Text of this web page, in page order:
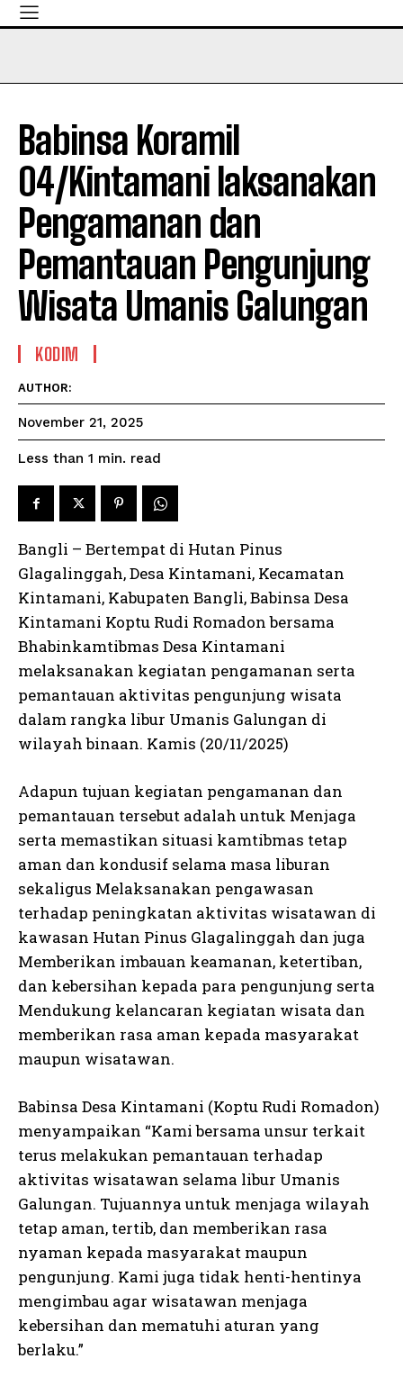
Babinsa Koramil
04/Kintamani laksanakan
Pengamanan dan
Pemantauan Pengunjung
Wisata Umanis Galungan
KODIM
AUTHOR:
November 21, 2025
Less than 1 min. read
Bangli – Bertempat di Hutan Pinus
Glagalinggah, Desa Kintamani, Kecamatan
Kintamani, Kabupaten Bangli, Babinsa Desa
Kintamani Koptu Rudi Romadon bersama
Bhabinkamtibmas Desa Kintamani
melaksanakan kegiatan pengamanan serta
pemantauan aktivitas pengunjung wisata
dalam rangka libur Umanis Galungan di
wilayah binaan. Kamis (20/11/2025)
Adapun tujuan kegiatan pengamanan dan
pemantauan tersebut adalah untuk Menjaga
serta memastikan situasi kamtibmas tetap
aman dan kondusif selama masa liburan
sekaligus Melaksanakan pengawasan
terhadap peningkatan aktivitas wisatawan di
kawasan Hutan Pinus Glagalinggah dan juga
Memberikan imbauan keamanan, ketertiban,
dan kebersihan kepada para pengunjung serta
Mendukung kelancaran kegiatan wisata dan
memberikan rasa aman kepada masyarakat
maupun wisatawan.
Babinsa Desa Kintamani (Koptu Rudi Romadon)
menyampaikan “Kami bersama unsur terkait
terus melakukan pemantauan terhadap
aktivitas wisatawan selama libur Umanis
Galungan. Tujuannya untuk menjaga wilayah
tetap aman, tertib, dan memberikan rasa
nyaman kepada masyarakat maupun
pengunjung. Kami juga tidak henti-hentinya
mengimbau agar wisatawan menjaga
kebersihan dan mematuhi aturan yang
berlaku.”